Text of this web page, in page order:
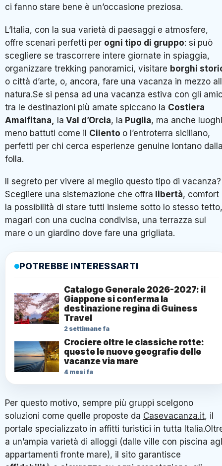
ci fanno stare bene è un’occasione preziosa.
L’Italia, con la sua varietà di paesaggi e atmosfere,
offre scenari perfetti per ogni tipo di gruppo: si può
scegliere se trascorrere intere giornate in spiaggia,
organizzare trekking panoramici, visitare borghi
o città d’arte, o, ancora, fare una vacanza in mezzo
natura.Se si pensa ad una vacanza estiva con gli
tra le destinazioni più amate spiccano la Costiera
Amalfitana,
la Val d’Orcia, la Puglia, ma anche luoghi
meno battuti come il Cilento o l’entroterra siciliano,
perfetti per chi cerca esperienze genuine lontano
folla.
Il segreto per vivere al meglio questo tipo di vacanza?
Scegliere una sistemazione che offra libertà, comfort
la possibilità di stare tutti insieme sotto lo stesso tetto,
magari con una cucina condivisa, una terrazza sul
mare o un giardino dove fare una grigliata.
POTREBBE INTERESSARTI
Catalogo Generale 2026-2027: il
Giappone si conferma la
destinazione regina di Guiness
Travel
2 settimane fa
Crociere oltre le classiche rotte:
queste le nuove geografie delle
vacanze via mare
4 mesi fa
Per questo motivo, sempre più gruppi scelgono
soluzioni come quelle proposte da Casevacanza.it, il
portale specializzato in affitti turistici in tutta
a un’ampia varietà di alloggi (dalle ville con piscina
appartamenti fronte mare), il sito garantisce